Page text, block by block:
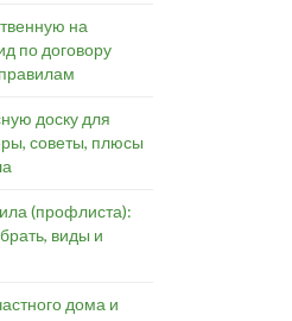
на
по договору
доску для
советы, плюсы
(профлиста):
виды и
дома и